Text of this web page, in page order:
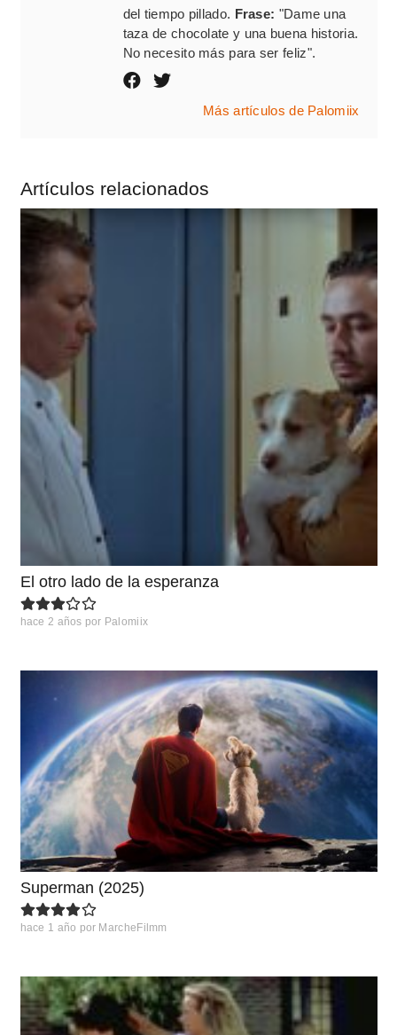
del tiempo pillado. Frase: "Dame una
taza de chocolate y una buena historia.
No necesito más para ser feliz".
Más artículos de Palomiix
Artículos relacionados
El otro lado de la esperanza
hace 2 años por Palomiix
Superman (2025)
hace 1 año por MarcheFilmm